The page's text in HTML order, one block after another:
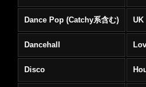
Dance Pop (Catchy系含む) UK
Dancehall
Disco